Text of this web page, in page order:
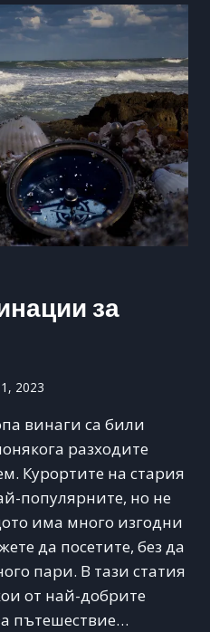
за
2023
винаги са били
разходите
Курортите на стария
популярните, но не
има много изгодни
да посетите, без да
пари. В тази статия
от най-добрите
пътешествие…